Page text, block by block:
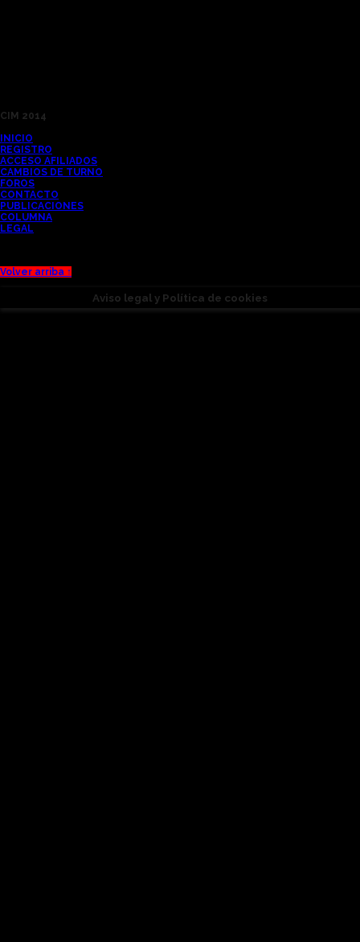
CIM 2014
INICIO
REGISTRO
ACCESO AFILIADOS
CAMBIOS DE TURNO
FOROS
CONTACTO
PUBLICACIONES
COLUMNA
LEGAL
Volver arriba ↑
Aviso legal y Política de cookies